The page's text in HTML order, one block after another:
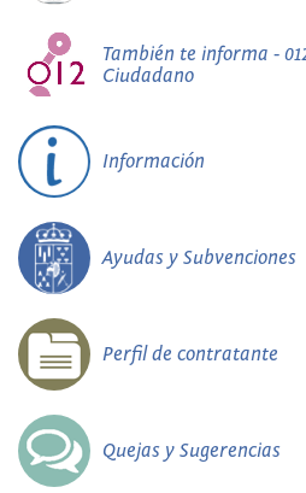
También te informa -
Ciudadano
Información
Ayudas y Subvenciones
Perfil de contratante
Quejas y Sugerencias